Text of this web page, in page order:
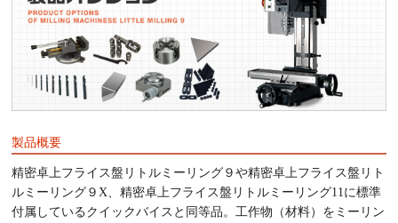
製品概要
精密卓上フライス盤リトルミーリング９や精密卓上フライス盤リト
ルミーリング９X、精密卓上フライス盤リトルミーリング11に標準
付属しているクイックバイスと同等品。工作物（材料）をミーリン